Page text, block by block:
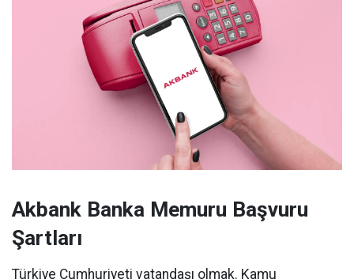
Akbank Banka Memuru Başvuru
Şartları
Türkiye Cumhuriyeti vatandaşı olmak. Kamu